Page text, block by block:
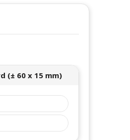
(± 60 x 15 mm)